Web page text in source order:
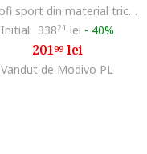
Pantofi sport din material tricotat Graceful Get Connected
Initial: 33821 lei - 40%
20199lei
Vandut de Modivo PL